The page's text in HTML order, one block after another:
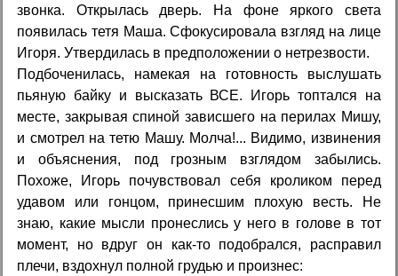
звонка. Открылась дверь. На фоне яркого света
появилась тетя Маша. Сфокусировала взгляд на лице
Игоря. Утвердилась в предположении о нетрезвости.
Подбоченилась, намекая на готовность выслушать
пьяную байку и высказать ВСЕ. Игорь топтался на
месте, закрывая спиной зависшего на перилах Мишу,
и смотрел на тетю Машу. Молча!... Видимо, извинения
и объяснения, под грозным взглядом забылись.
Похоже, Игорь почувствовал себя кроликом перед
удавом или гонцом, принесшим плоxyю весть. Не
знаю, какие мысли пронеслись у него в голове в тот
момент, но вдруг он как-то подобрался, расправил
плечи, вздохнул полной грудью и произнес: